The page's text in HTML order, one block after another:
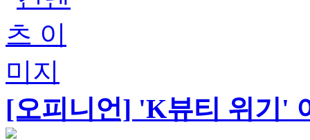
[오피니언] 'K뷰티 위기'